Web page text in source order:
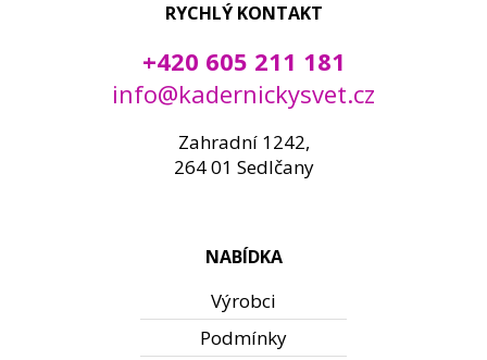
RYCHLÝ KONTAKT
+420 605 211 181
info@kadernickysvet.cz
Zahradní 1242,
264 01 Sedlčany
NABÍDKA
Výrobci
Podmínky